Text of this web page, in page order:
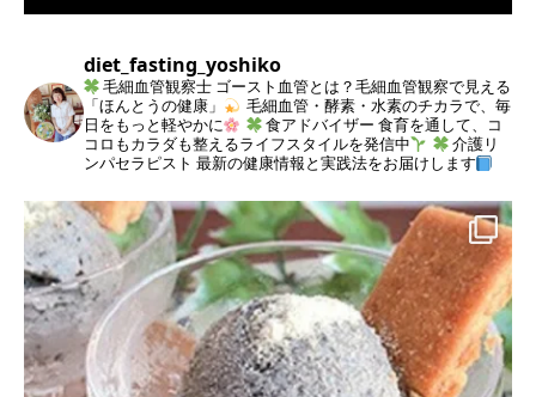
diet_fasting_yoshiko
毛細血管観察士 ゴースト血管とは？毛細血管観察で見える
「ほんとうの健康」
毛細血管・酵素・水素のチカラで、毎
日をもっと軽やかに
食アドバイザー 食育を通して、コ
コロもカラダも整えるライフスタイルを発信中
介護リ
ンパセラピスト 最新の健康情報と実践法をお届けします